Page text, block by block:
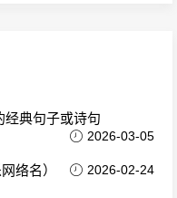
经典句子或诗句
2026-03-05
络名） 2026-02-24